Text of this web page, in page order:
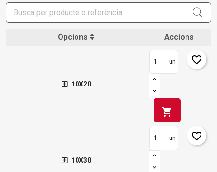
Opcions Accions
10X20
un
shopping_cart
favorite_border
10X30
un favorite_border